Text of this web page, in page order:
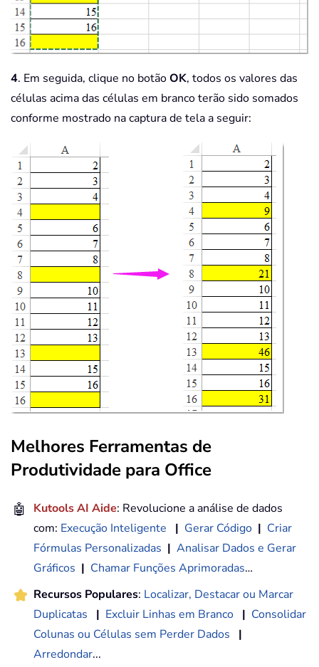
4. Em seguida, clique no botãoOK, todos os valores das
células acima das células em branco terão sido somados
conforme mostrado na captura de tela a seguir:
Melhores Ferramentas de
Produtividade para Office
🤖 Kutools AI Aide: Revolucione a análise de dados
com: Execução Inteligente | Gerar Código | Criar
Fórmulas Personalizadas | Analisar Dados e Gerar
Gráficos | Chamar Funções Aprimoradas…
Recursos Populares: Localizar, Destacar ou Marcar
Duplicatas
| Excluir Linhas em Branco | Consolidar
Colunas ou Células sem Perder Dados
|
Arredondar...